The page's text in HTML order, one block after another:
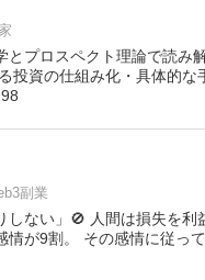
プロスペクト理論で読み
投資の仕組み化・具体的
副業
ない」🚫 人間は損失を利
が9割。 その感情に従っ